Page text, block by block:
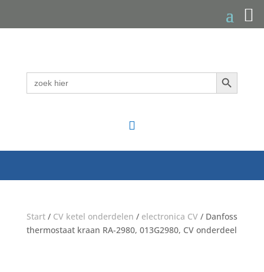
Zoek
naar:
Zoekknop

Start/ CV ketel onderdelen / electronica CV/ Danfoss
thermostaat kraan RA-2980, 013G2980, CV onderdeel